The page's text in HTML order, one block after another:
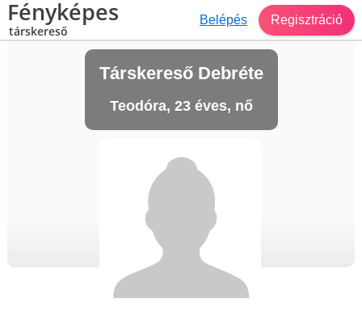
Fényképes
társkereső
Belépés Regisztráció
Társkereső Debréte
Teodóra, 23 éves, nő